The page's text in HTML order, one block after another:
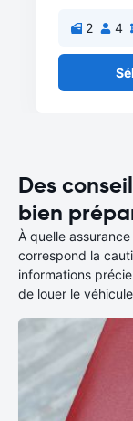
2 4
Des
bien
À quelle
correspond la
informations
de louer le